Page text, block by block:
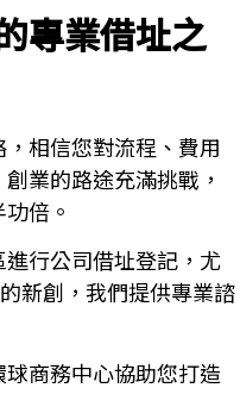
專業借址之
相信您對流程、費用
業的路途充滿挑戰，
倍。
行公司借址登記，尤
新創，我們提供專業諮
商務中心協助您打造